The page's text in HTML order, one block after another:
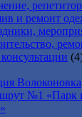
и ремонт
Волоконовка
№1 «Парк